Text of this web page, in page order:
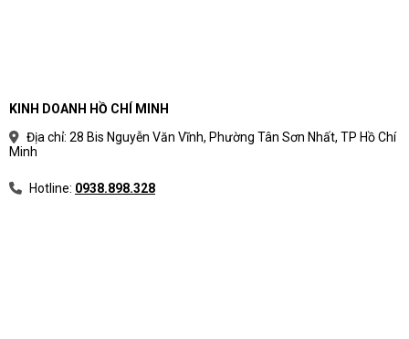
KINH DOANH HỒ CHÍ MINH
Địa chỉ: 28 Bis Nguyễn Văn Vĩnh, Phường Tân Sơn Nhất, TP Hồ Chí
Minh
Hotline: 0938.898.328